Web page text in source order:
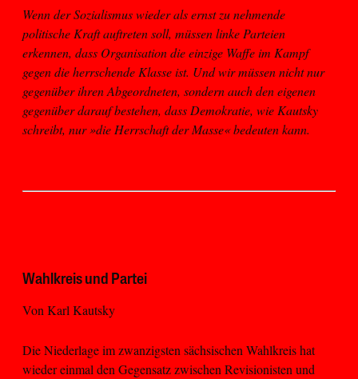
Wenn der Sozialismus wieder als ernst zu nehmende
politische Kraft auftreten soll, müssen linke Parteien
erkennen, dass Organisation die einzige Waffe im Kampf
gegen die herrschende Klasse ist. Und wir müssen nicht nur
gegenüber ihren Abgeordneten, sondern auch den eigenen
gegenüber darauf bestehen, dass Demokratie, wie Kautsky
schreibt, nur »die Herrschaft der Masse« bedeuten kann.
Wahlkreis und Partei
Von Karl Kautsky
Die Niederlage im zwanzigsten sächsischen Wahlkreis hat
wieder einmal den Gegensatz zwischen Revisionisten und